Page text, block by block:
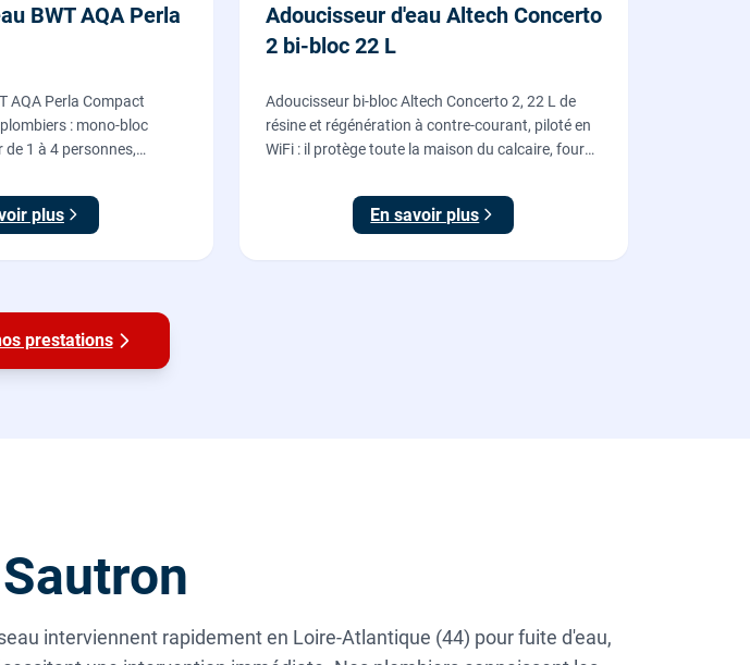
BWT AQA Perla
AQA Perla Compact
: mono-bloc
1 à 4 personnes,
Protégez toute la maison
plus
Adoucisseur d'eau Altech Concerto
2 bi-bloc 22 L
Adoucisseur bi-bloc Altech Concerto 2, 22 L de
résine et régénération à contre-courant, piloté en
WiFi : il protège toute la maison du calcaire, fourni,
En savoir plus
prestations
interviennent rapidement en Loire-Atlantique (44) pour fuite d'eau,